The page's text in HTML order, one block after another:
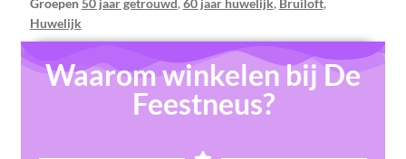
Huwelijk
Waarom winkelen bij De
Feestneus?